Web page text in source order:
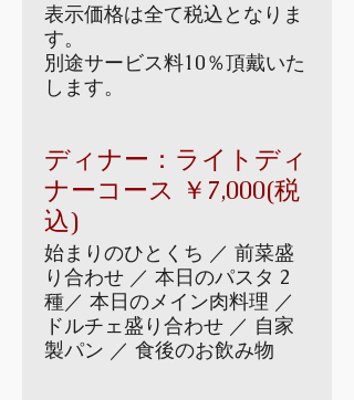
表示価格は全て税込となりま
す。
別途サービス料10％頂戴いた
します。
ディナー：ライトディ
ナーコース ￥7,000(税
込)
始まりのひとくち ／ 前菜盛
り合わせ ／ 本日のパスタ 2
種／ 本日のメイン肉料理 ／
ドルチェ盛り合わせ ／ 自家
製パン ／ 食後のお飲み物